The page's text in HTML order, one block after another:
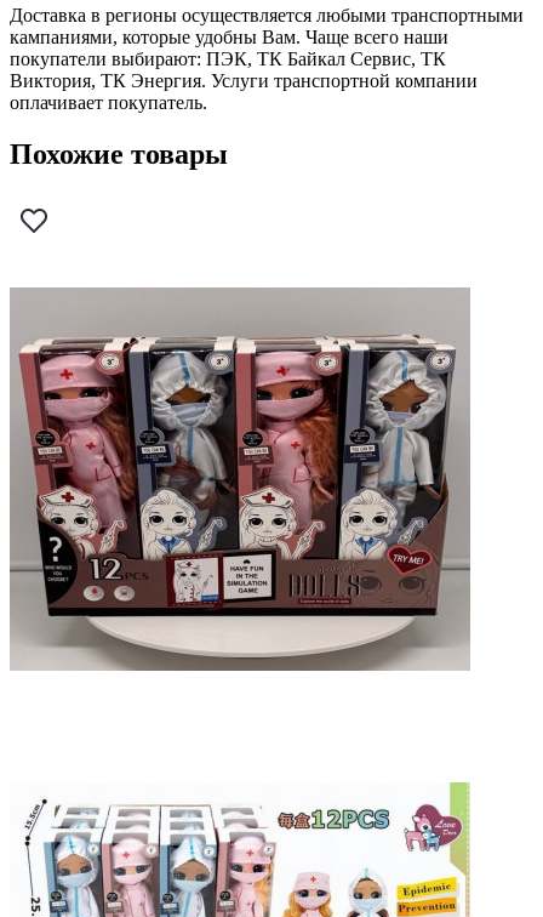
Доставка в регионы осуществляется любыми транспортными
кампаниями, которые удобны Вам. Чаще всего наши
покупатели выбирают: ПЭК, ТК Байкал Сервис, ТК
Виктория, ТК Энергия. Услуги транспортной компании
оплачивает покупатель.
Похожие товары